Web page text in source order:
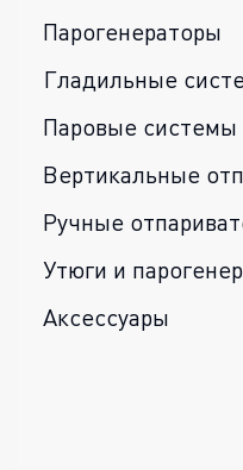
Парогенераторы
Гладильные
Паровые системы
Вертикальные
Ручные
Утюги и
Аксессуары